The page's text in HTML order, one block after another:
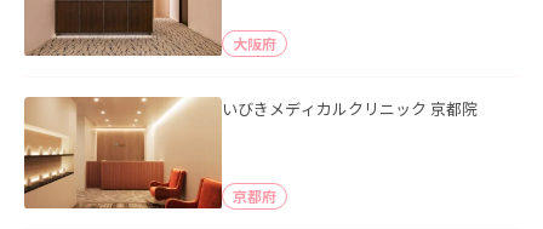
大阪府
いびきメディカルクリニック 京都院
京都府